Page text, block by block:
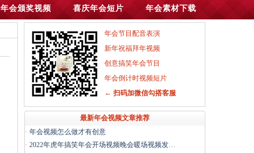
年会颁奖视频 喜庆年会短片 年会素材下载
年会节目配音表演
新年祝福拜年视频
创意搞笑年会节目
年会倒计时视频短片
← 扫码加微信勾搭客服
最新年会视频文章推荐
· 年会视频怎么做才有创意
· 2022年虎年搞笑年会开场视频晚会暖场视频发…